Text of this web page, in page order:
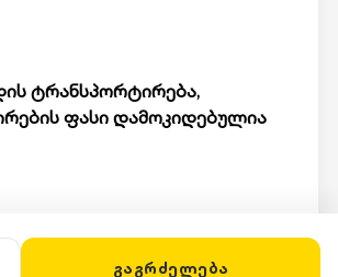
ტრანსპორტირება,
ფასი დამოკიდებულია
Code.
გაგრძელება